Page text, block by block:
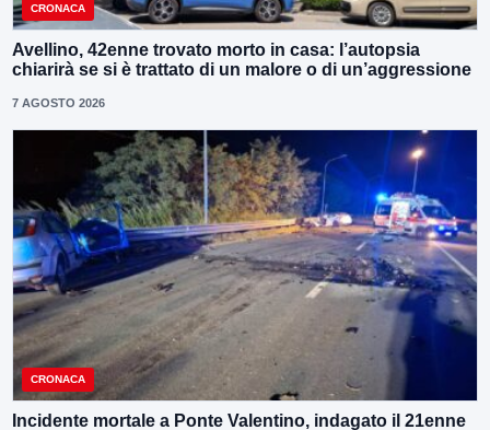
CRONACA
Avellino, 42enne trovato morto in casa: l’autopsia
chiarirà se si è trattato di un malore o di un’aggressione
7 AGOSTO 2026
CRONACA
Incidente mortale a Ponte Valentino, indagato il 21enne